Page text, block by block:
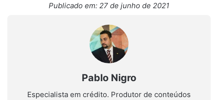
Publicado em: 27 de junho de 2021
Pablo Nigro
Especialista em crédito. Produtor de conteúdos